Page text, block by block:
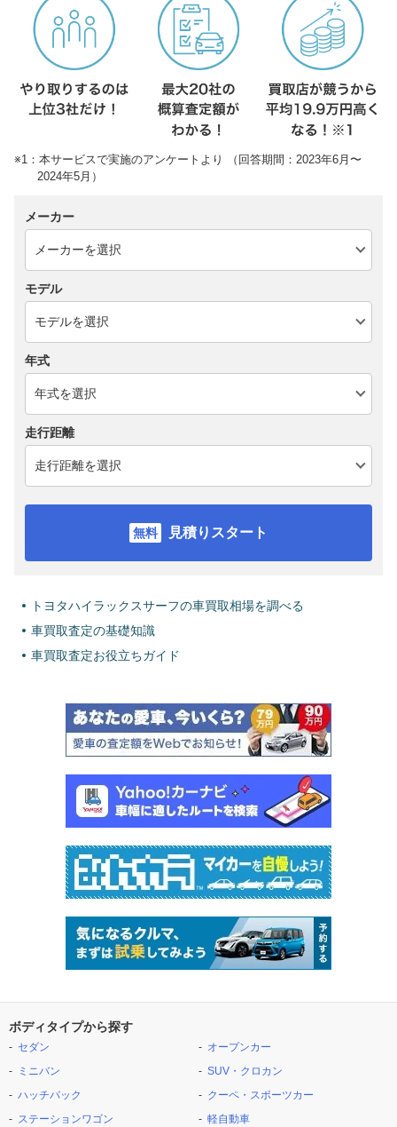
※1：本サービスで実施のアンケートより （回答期間：2023年6月〜
2024年5月）
メーカー
モデル
年式
走行距離
見積りスタート
トヨタハイラックスサーフの車買取相場を調べる
車買取査定の基礎知識
車買取査定お役立ちガイド
ボディタイプから探す
セダン
ミニバン
ハッチバック
ステーションワゴン
オープンカー
SUV・クロカン
クーペ・スポーツカー
軽自動車